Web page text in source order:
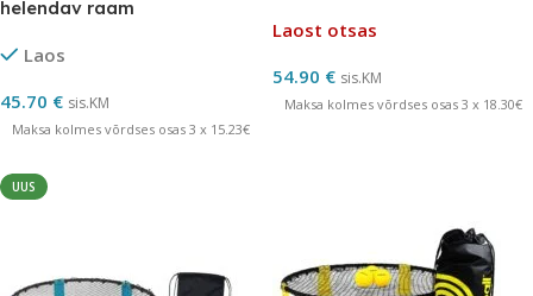
helendav raam
Laos
45.70 € sis.KM
Maksa kolmes võrdses osas 3 x 15.23€
Laost otsas
54.90 € sis.KM
Maksa kolmes võrdses osas 3 x 18.30€
UUS